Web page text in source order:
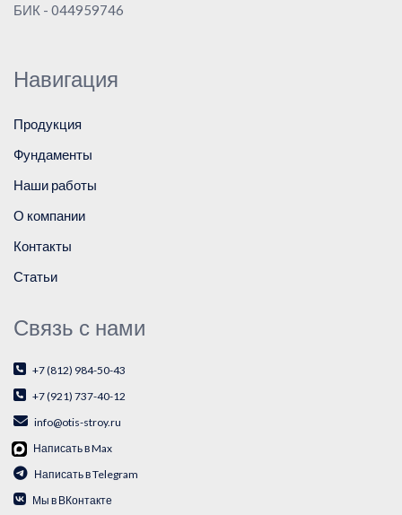
БИК - 044959746
Навигация
Продукция
Фундаменты
Наши работы
О компании
Контакты
Статьи
Связь с нами
+7 (812) 984-50-43
+7 (921) 737-40-12
info@otis-stroy.ru
Написать в Max
Написать в Telegram
Мы в ВКонтакте